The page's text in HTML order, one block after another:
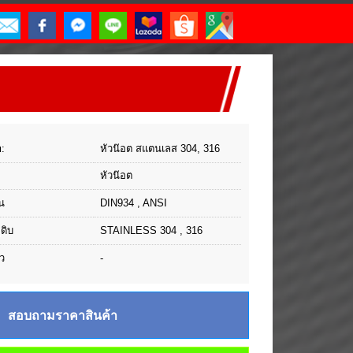
หัวน๊อต สแตนเลส 304, 316
หัวน๊อต
DIN934 , ANSI
บ STAINLESS 304 , 316
-
สอบถามราคาสินค้า